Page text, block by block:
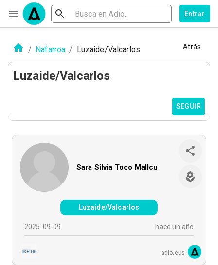
Entrar
/ Nafarroa / Luzaide/Valcarlos Atrás
Luzaide/Valcarlos
SEGUIR
Sara Silvia Toco Mallcu
Luzaide/Valcarlos
2025-09-09 hace un año
adio.eus